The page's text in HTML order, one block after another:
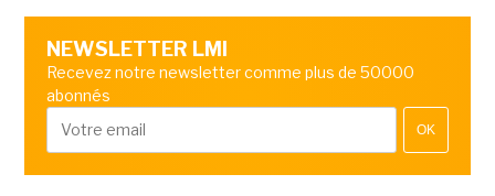
NEWSLETTER LMI
Recevez notre newsletter comme plus de 50000
abonnés
OK